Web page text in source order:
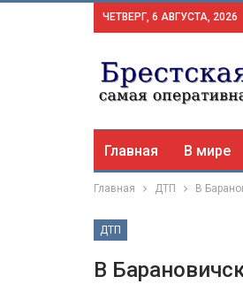
ЧЕТВЕРГ, 6 АВГУСТА, 2026
Главная В мире
Главная ДТП В
ДТП
В